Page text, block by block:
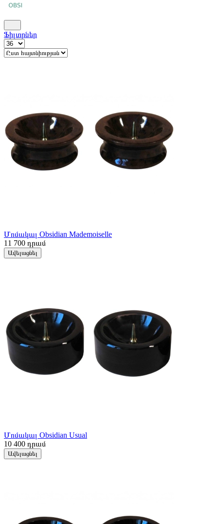
Ֆիլտրներ
Մոմակալ Obsidian Mademoiselle
11 700 դրամ
Ավելացնել
Մոմակալ Obsidian Usual
10 400 դրամ
Ավելացնել